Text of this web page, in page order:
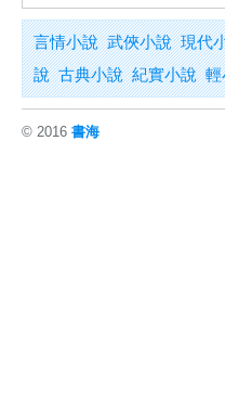
言情小說 武俠小說 現代
說 古典小說 紀實小說 輕
© 2016 書海